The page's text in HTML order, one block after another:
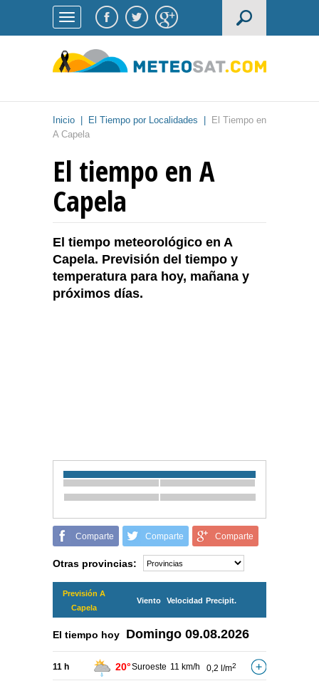
Inicio El Tiempo por Localidades
El Tiempo en
A Capela
El tiempo en A
Capela
El tiempo meteorológico en A
Capela. Previsión del tiempo y
temperatura para hoy, mañana y
próximos días.
Comparte Comparte Comparte
Otras provincias:
Previsión A
Capela
Viento Velocidad Precipit.
El tiempo hoy Domingo 09.08.2026
11 h 20°Suroeste 11 km/h 0,2 l/m2